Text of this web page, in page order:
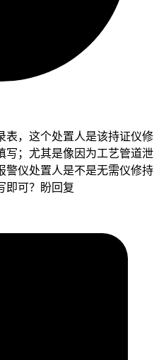
表，这个处置人是该持证仪修
写；尤其是像因为工艺管道泄
警仪处置人是不是无需仪修持
即可？盼回复